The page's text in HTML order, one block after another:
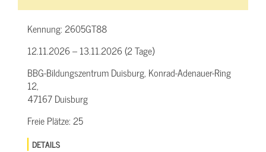
Kennung:2605GT88
12.11.2026 – 13.11.2026 (2 Tage)
BBG-Bildungszentrum Duisburg, Konrad-Adenauer-Ring
12,
47167 Duisburg
Freie Plätze:25
DETAILS